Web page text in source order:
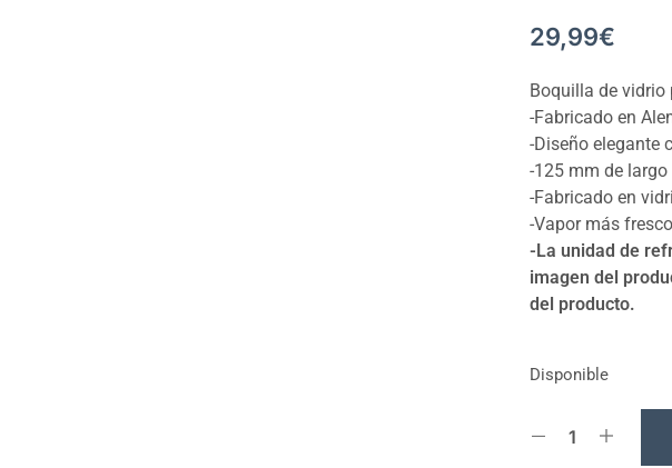
29,99€
Boquilla de vidrio
-Fabricado en
-Diseño elegante
-125 mm de largo
-Fabricado en
-Vapor más
-La unidad de
imagen del
del producto.
Disponible